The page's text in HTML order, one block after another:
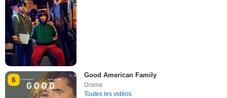
6
Good American Family
Drame
Toutes les vidéos